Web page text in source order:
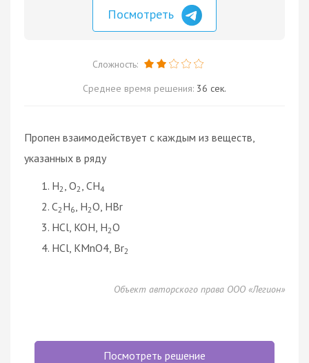
Посмотреть
Сложность:
Среднее время решения: 36 сек.
Пропен взаимодействует с каждым из веществ,
указанных в ряду
H2 , O2 , CH4
C2 H6 , H2O, HBr
HCl, KOH, H2O
HCl, KMnO4, Br2
Объект авторского права ООО «Легион»
Посмотреть решение